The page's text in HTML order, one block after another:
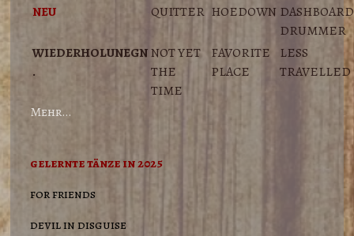
NEU
QUITTER HOEDOWN DASHBOARD
DRUMMER
WIEDERHOLUNEGN
.
NOT YET
THE
TIME
FAVORITE
PLACE
LESS
TRAVELLED
Mehr…
gelernte tänze in 2025
for friends
devil in disguise